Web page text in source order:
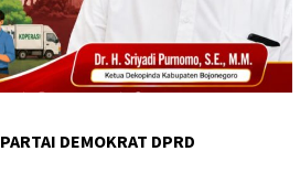
DEMOKRAT DPRD